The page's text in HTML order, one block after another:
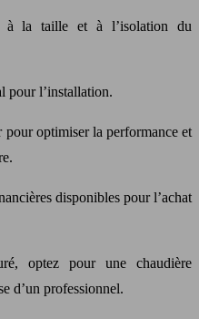
à la taille et à l’isolation du
pour l’installation.
optimiser la performance et
disponibles pour l’achat
optez pour une chaudière
d’un professionnel.